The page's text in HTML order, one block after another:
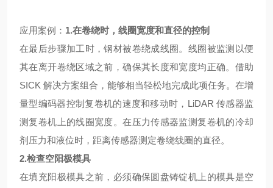
应用案例： 1.在卷绕时，线圈宽度和直径的控制
在最后步骤加工时，钢材被卷绕成线圈。线圈被监测以便
其在离开卷绕区域之前，确保其长度和宽度均正确。借助
SICK 解决方案组合，能够相当轻松地完成此项任务。在增
量型编码器控制复卷机的速度和移动时，LiDAR 传感器监
测复卷机上的线圈宽度。在压力传感器监测复卷机的冷却
剂压力和液位时，距离传感器测定卷绕线圈的直径。
2.检查空阳极模具
在填充阳极模具之前，必须确保圆盘铸锭机上的模具是空